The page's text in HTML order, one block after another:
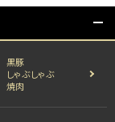
黒豚
しゃぶしゃぶ
焼肉